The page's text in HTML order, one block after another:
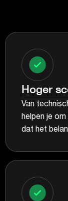
Hoger
Van
helpen je
dat het